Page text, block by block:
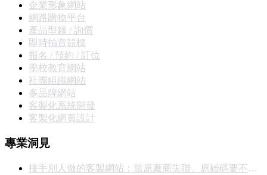
企業形象網站
網路購物平台
產品型錄 / 詢價
即時拍賣競標
報名 / 預約 / 訂位
學校教育網站
社團組織網站
多品牌網站
客製化系統開發
客製化網頁設計
專業洞見
接手別人做的客製網站：當原廠商失聯、原始碼要不回來，你能怎麼辦